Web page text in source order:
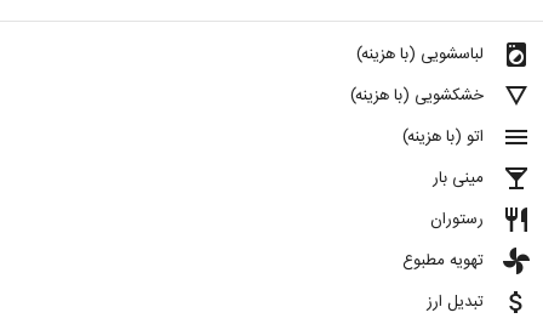
local_laundry_service لباسشویی (با هزینه)
details خشکشویی (با هزینه)
menu اتو (با هزینه)
local_bar مینی بار
restaurant رستوران
toys تهویه مطبوع
attach_money تبدیل ارز